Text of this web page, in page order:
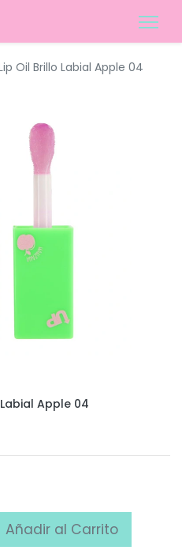
Oil Brillo Labial Apple 04
Apple 04
Añadir al Carrito